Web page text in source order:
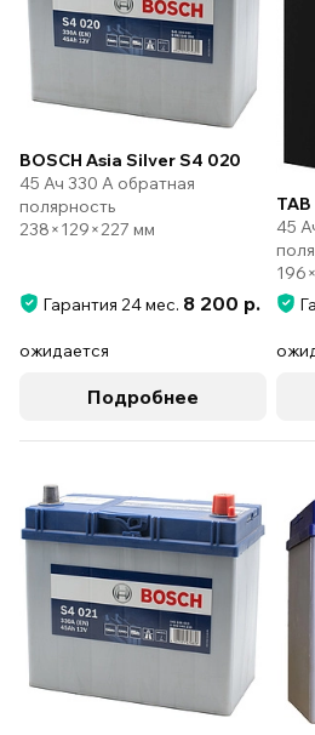
BOSCH Asia Silver S4 020
45 Ач 330 А обратная
полярность
238×129×227 мм
Гарантия 24 мес. 8 200 р.
ожидается
Подробнее
45